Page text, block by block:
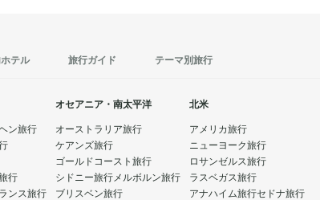
テル 旅行ガイド テーマ別旅行
ン旅行
行
ンス旅行
オセアニア・南太平洋
オーストラリア旅行
ケアンズ旅行
ゴールドコースト旅行
シドニー旅行メルボルン旅行
ブリスベン旅行
北米
アメリカ旅行
ニューヨーク旅行
ロサンゼルス旅行
ラスベガス旅行
アナハイム旅行セドナ旅行